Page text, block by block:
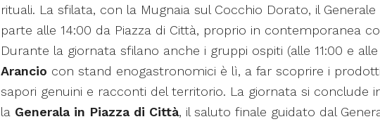
rituali. La sfilata, con la Mugnaia sul Cocchio Dorato, il
parte alle 14:00 da Piazza di Città, proprio in contemporanea
Durante la giornata sfilano anche i gruppi ospiti (alle 11:00 e alle
Arancio con stand enogastronomici è lì, a far scoprire i
sapori genuini e racconti del territorio. La giornata si conclude
la Generala in Piazza di Città, il saluto finale guidato dal